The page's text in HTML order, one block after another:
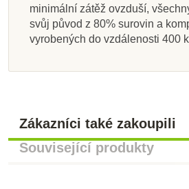
minimální zátěž ovzduší,
svůj původ z 80% surovin a
vyrobených do vzdálenosti 400
Zákazníci také zakoupili
Související produkty